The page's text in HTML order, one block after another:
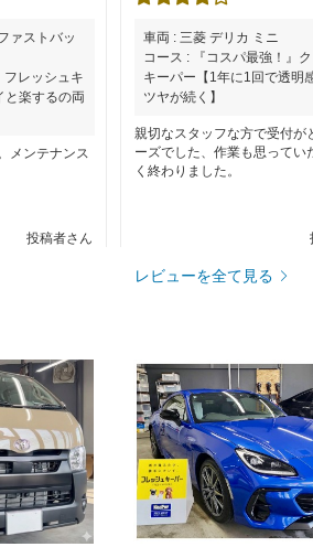
ァストバッ
フレッシュキ
と楽するの両
メンテナンス
投稿者さん
車両 : 三菱 デリカ ミニ
コース : 『コスパ最強！』
キーパー【1年に1回で透明
ツヤが続く】
親切なスタッフな方で受付が
ーズでした、作業も思ってい
く終わりました。
レビューを全て見る